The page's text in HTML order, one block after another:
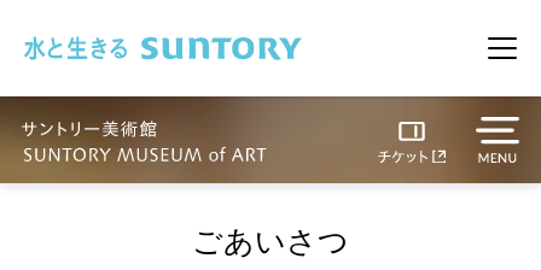
メ
ごあいさつ